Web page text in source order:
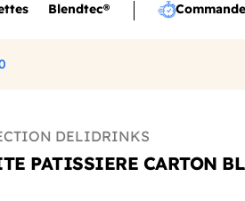
Blendtec®
DELIDRINKS
PATISSIERE CARTON